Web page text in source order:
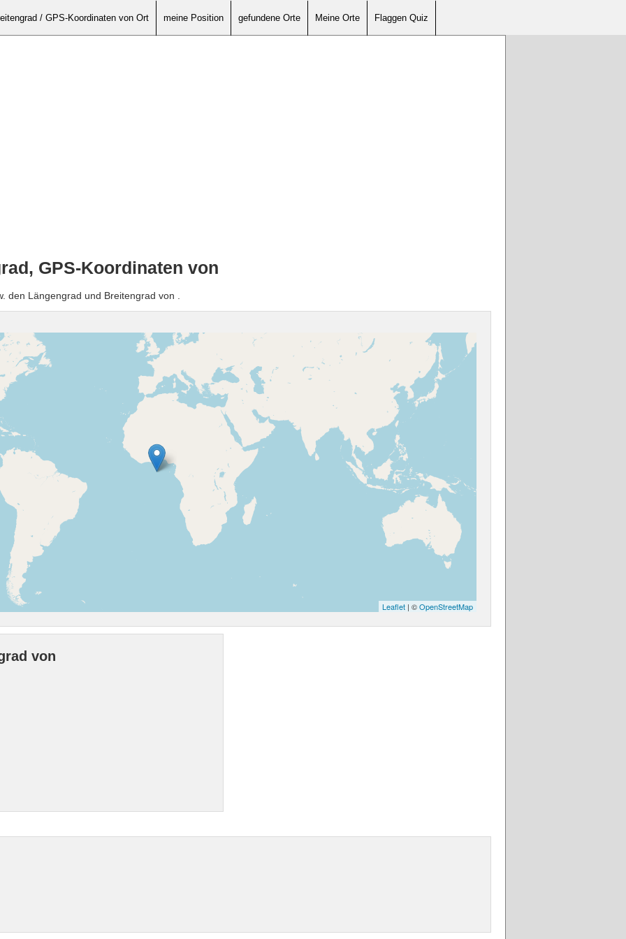
/ GPS-Koordinaten von Ort meine Position gefundene Orte Meine Orte Flaggen Quiz
GPS-Koordinaten von
den Längengrad und Breitengrad von .
Leaflet | ©OpenStreetMap
von